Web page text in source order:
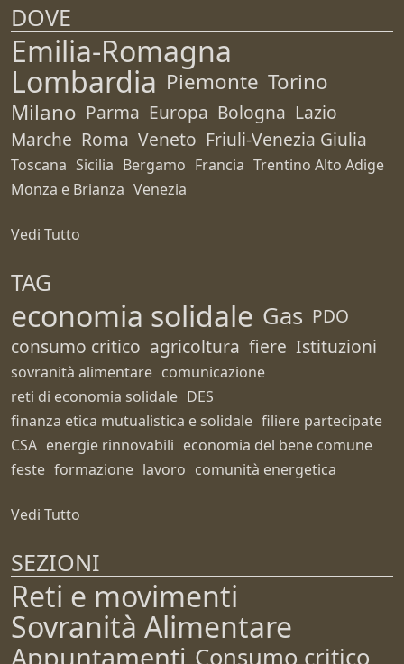
DOVE
Emilia-Romagna
Lombardia Piemonte Torino
Milano Parma Europa Bologna Lazio
Marche Roma Veneto Friuli-Venezia Giulia
Toscana Sicilia Bergamo Francia Trentino Alto Adige
Monza e Brianza Venezia
Vedi Tutto
TAG
economia solidale Gas PDO
consumo critico agricoltura fiere Istituzioni
sovranità alimentare comunicazione
reti di economia solidale DES
finanza etica mutualistica e solidale filiere partecipate
CSA energie rinnovabili economia del bene comune
feste formazione lavoro comunità energetica
Vedi Tutto
SEZIONI
Reti e movimenti
Sovranità Alimentare
Consumo critico